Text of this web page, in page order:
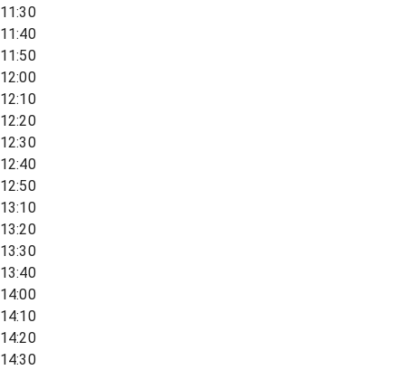
11:30
11:40
11:50
12:00
12:10
12:20
12:30
12:40
12:50
13:10
13:20
13:30
13:40
14:00
14:10
14:20
14:30